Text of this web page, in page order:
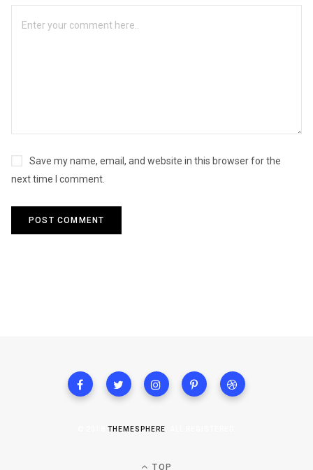
Save my name, email, and website in this browser for the
next time I comment.
THEMESPHERE
TOP